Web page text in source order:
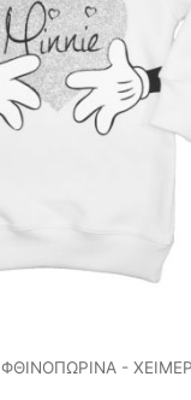
ΦΘΙΝΟΠΩΡΙΝΆ -